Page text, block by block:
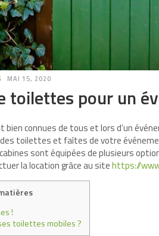
MAI 15, 2020
toilettes pour un
connues de tous et lors d’un
toilettes et faîtes de votre
sont équipées de plusieurs
la location grâce au sitehttps://
!
toilettes mobiles ?